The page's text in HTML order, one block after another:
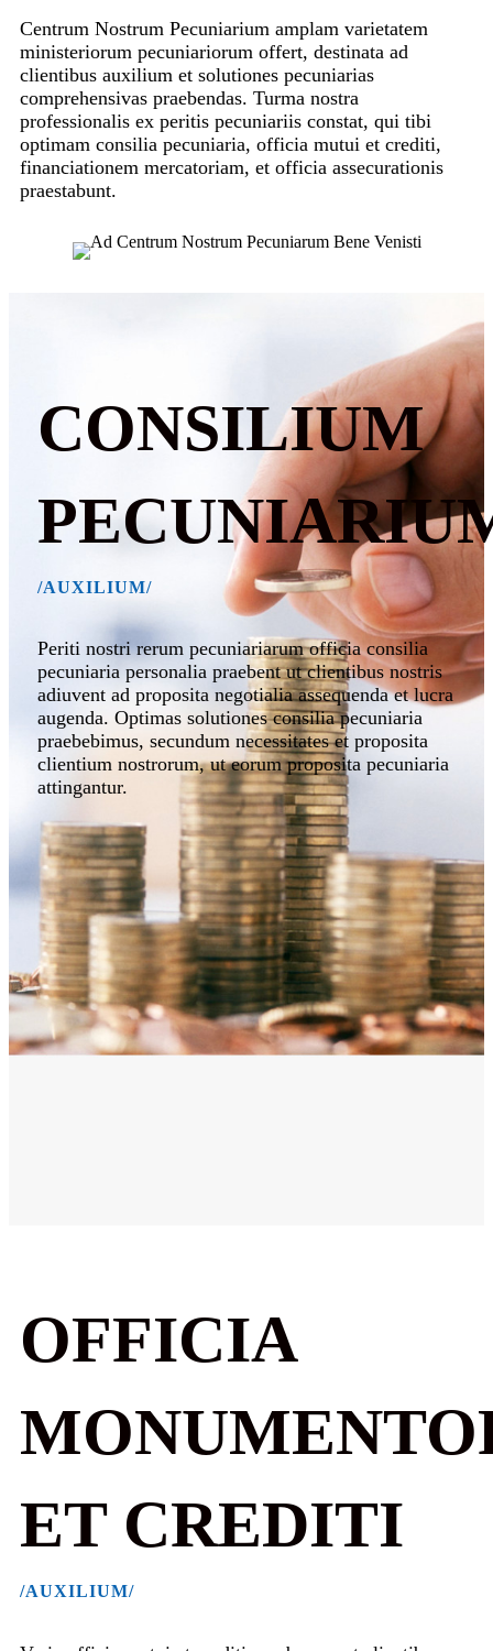
Centrum Nostrum Pecuniarium amplam varietatem
ministeriorum pecuniariorum offert, destinata ad
clientibus auxilium et solutiones pecuniarias
comprehensivas praebendas. Turma nostra
professionalis ex peritis pecuniariis constat, qui tibi
optimam consilia pecuniaria, officia mutui et crediti,
financiationem mercatoriam, et officia assecurationis
praestabunt.
CONSILIUM
/AUXILIUM/
Periti nostri rerum pecuniariarum officia consilia
pecuniaria personalia praebent ut clientibus nostris
adiuvent ad proposita negotialia assequenda et lucra
augenda. Optimas solutiones consilia pecuniaria
praebebimus, secundum necessitates et proposita
clientium nostrorum, ut eorum proposita pecuniaria
attingantur.
OFFICIA
ET CREDITI
/AUXILIUM/